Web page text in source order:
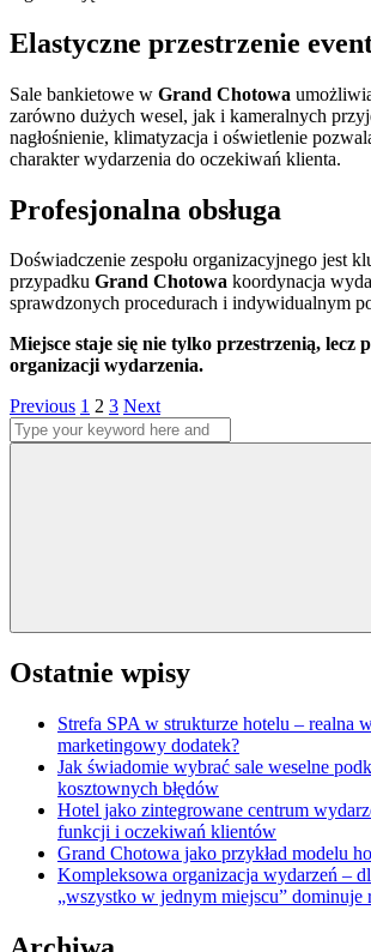
Elastyczne przestrzenie
Sale bankietowe w Grand Chotowa
zarówno dużych wesel, jak i kameralnych
nagłośnienie, klimatyzacja i oświetlenie
charakter wydarzenia do oczekiwań klienta.
Profesjonalna obsługa
Doświadczenie zespołu organizacyjnego jest
przypadku Grand Chotowa koordynacja
sprawdzonych procedurach i indywidualnym
Miejsce staje się nie tylko przestrzenią, lecz
organizacji wydarzenia.
Stronicowanie
wpisów
Previous Page
1 Page
2 Page
3 Next
Search
for:
Ostatnie wpisy
Strefa SPA w strukturze hotelu – realna
marketingowy dodatek?
Jak świadomie wybrać sale weselne
kosztownych błędów
Hotel jako zintegrowane centrum
funkcji i oczekiwań klientów
Grand Chotowa jako przykład modelu
Kompleksowa organizacja wydarzeń –
„wszystko w jednym miejscu” dominuje